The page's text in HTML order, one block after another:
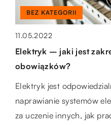
BUDOWLANKA
19.07.2022
Służebność przesyłu na
warto wiedzieć?
Służebność przesyłu
które przebiegają np. linie
elektroenergetyczne,
BEZ KATEGORII
11.05.2022
Elektryk – jaki jest
obowiązków?
Elektryk jest
naprawianie systemów
za uczenie innych, jak
LAJFSTAJL
05.12.2021
W jaki sposób zadbać o
pieszych przy ruchliwej
Statystyki są
pokazują, że ciągle
udziałem pieszych.